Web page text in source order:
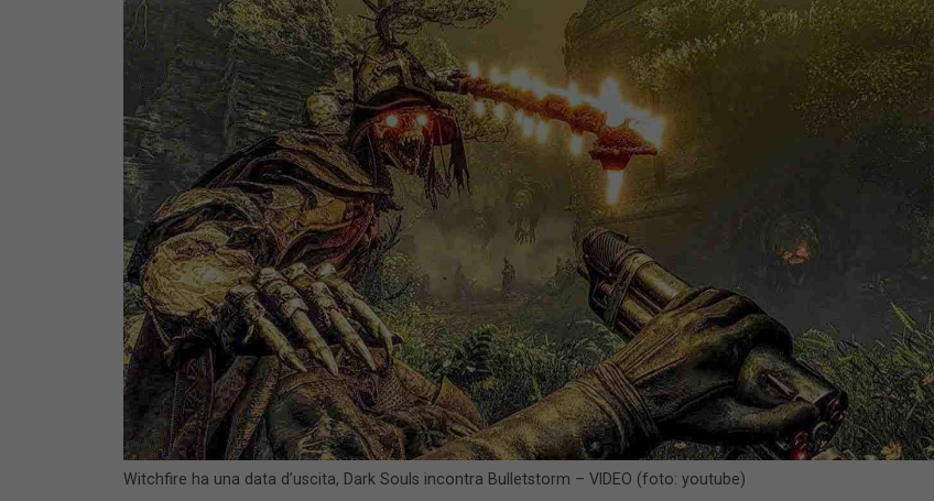
Witchfire ha una data d’uscita, Dark Souls incontra Bulletstorm – VIDEO (foto: youtube)